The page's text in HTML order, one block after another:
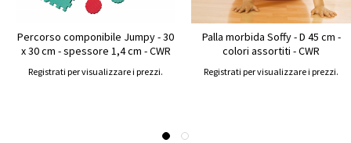
Percorso componibile Jumpy - 30
x 30 cm - spessore 1,4 cm - CWR
Registrati per visualizzare i prezzi.
Palla morbida Soffy - D 45 cm -
colori assortiti - CWR
Registrati per visualizzare i prezzi.